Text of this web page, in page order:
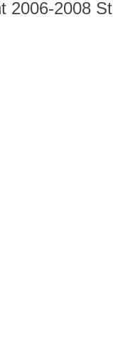
2006-2008